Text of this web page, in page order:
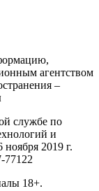
агентством
–
службе по
и
2019 г.
77122
18+.